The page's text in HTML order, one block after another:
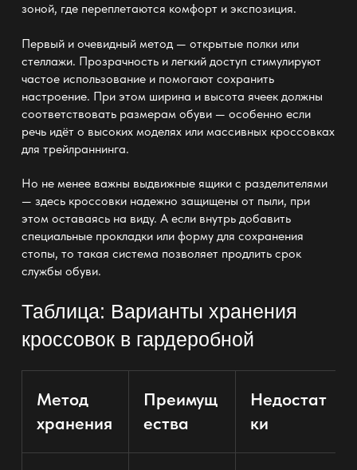
зоной, где переплетаются комфорт и экспозиция.
Первый и очевидный метод — открытые полки или
стеллажи. Прозрачность и легкий доступ стимулируют
частое использование и помогают сохранить
настроение. При этом ширина и высота ячеек должны
соответствовать размерам обуви — особенно если
речь идёт о высоких моделях или массивных кроссовках
для трейлраннинга.
Но не менее важны выдвижные ящикис разделителями
— здесь кроссовки надежно защищены от пыли, при
этом оставаясь на виду. А если внутрь добавить
специальные прокладки или форму для сохранения
стопы, то такая система позволяет продлить срок
службы обуви.
Таблица: Варианты хранения
кроссовок в гардеробной
Метод
хранения
Преимущ
ества
Недостат
ки